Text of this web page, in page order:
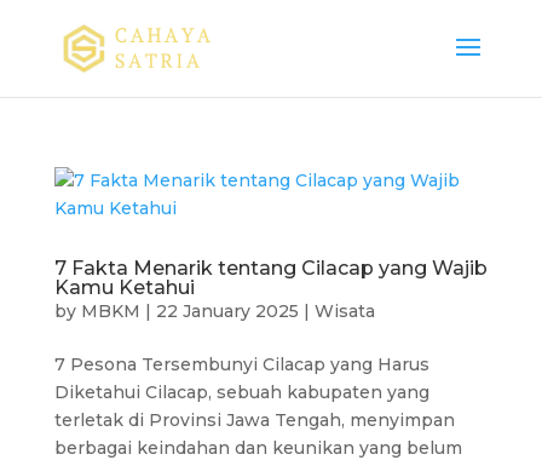
7 Fakta Menarik tentang Cilacap yang Wajib
Kamu Ketahui
by MBKM | 22 January 2025 | Wisata
7 Pesona Tersembunyi Cilacap yang Harus
Diketahui Cilacap, sebuah kabupaten yang
terletak di Provinsi Jawa Tengah, menyimpan
berbagai keindahan dan keunikan yang belum